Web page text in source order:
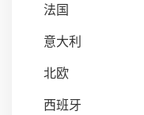
法国
意大利
北欧
西班牙